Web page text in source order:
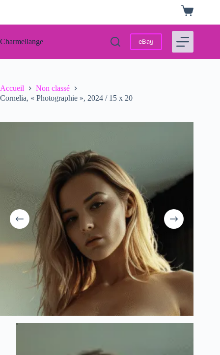
Panier
d’achat
Charmellange eBay
Accueil
Non classé
Cornelia, « Photographie », 2024 / 15 x 20